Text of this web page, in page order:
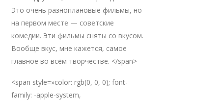
Это очень разноплановые фильмы, но
на первом месте — советские
комедии. Эти фильмы сняты со вкусом.
Вообще вкус, мне кажется, самое
главное во всём творчестве. </span>
<span style=»color: rgb(0, 0, 0); font-
family: -apple-system,